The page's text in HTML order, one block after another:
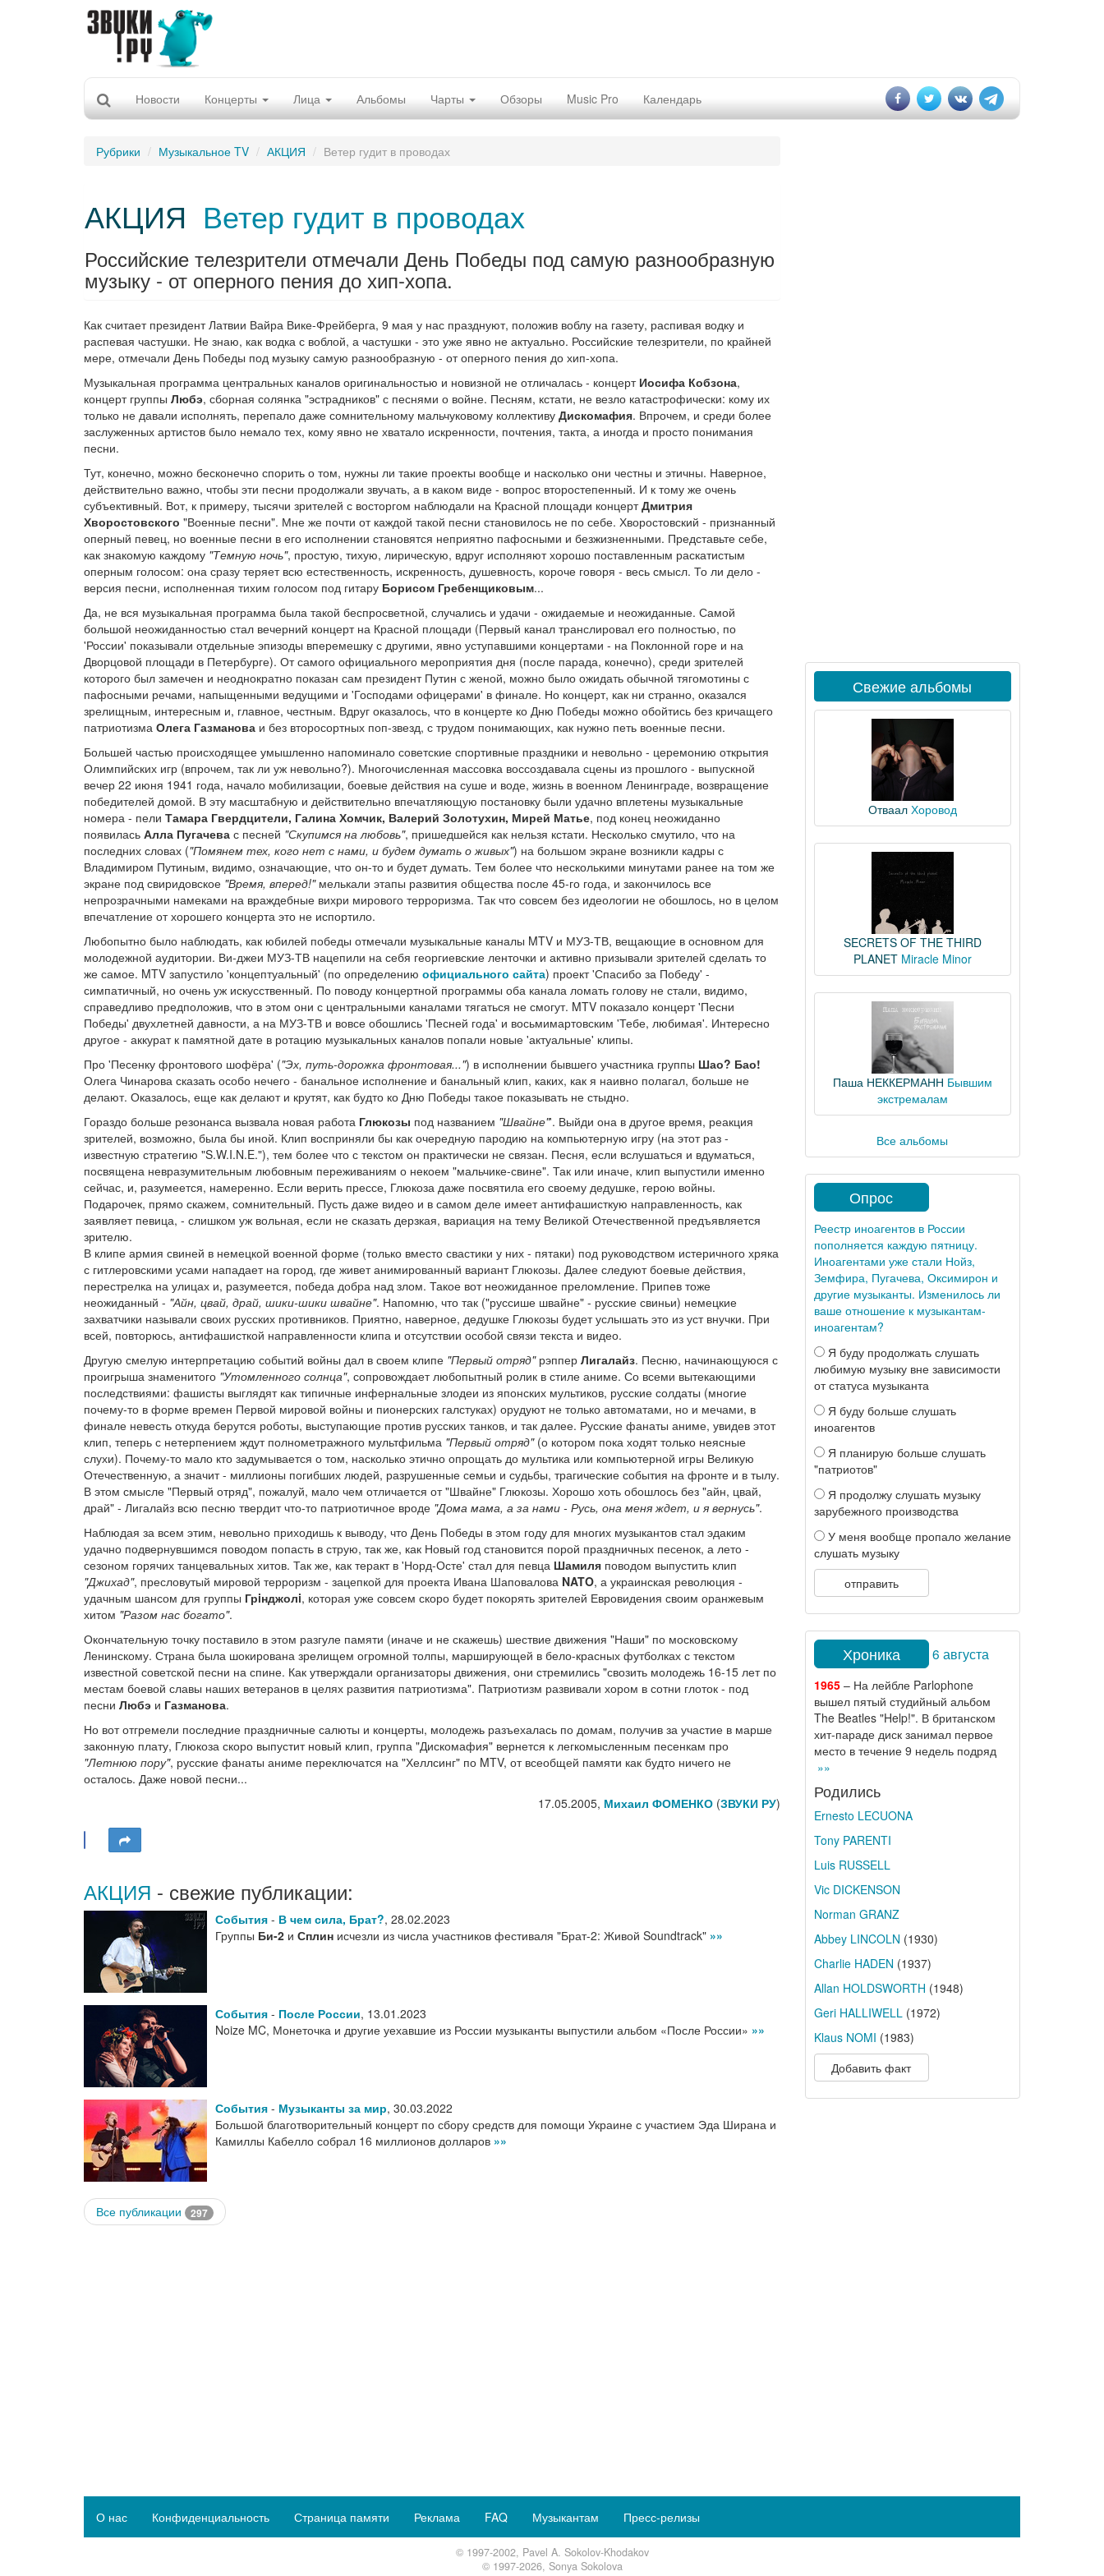
Новости Концерты Лица Альбомы Чарты Обзоры Music Pro Календарь
Рубрики Музыкальное TV АКЦИЯ Ветер гудит в проводах
АКЦИЯ Ветер гудит в проводах
Российские телезрители отмечали День Победы под самую разнообразную
музыку - от оперного пения до хип-хопа.
Как считает президент Латвии Вайра Вике-Фрейберга, 9 мая у нас празднуют, положив воблу на газету, распивая водку и
распевая частушки. Не знаю, как водка с воблой, а частушки - это уже явно не актуально. Российские телезрители, по крайней
мере, отмечали День Победы под музыку самую разнообразную - от оперного пения до хип-хопа.
Музыкальная программа центральных каналов оригинальностью и новизной не отличалась - концерт Иосифа Кобзона,
концерт группы Любэ, сборная солянка "эстрадников" с песнями о войне. Песням, кстати, не везло катастрофически: кому их
только не давали исполнять, перепало даже сомнительному мальчуковому коллективу Дискомафия. Впрочем, и среди более
заслуженных артистов было немало тех, кому явно не хватало искренности, почтения, такта, а иногда и просто понимания
песни.
Тут, конечно, можно бесконечно спорить о том, нужны ли такие проекты вообще и насколько они честны и этичны. Наверное,
действительно важно, чтобы эти песни продолжали звучать, а в каком виде - вопрос второстепенный. И к тому же очень
субъективный. Вот, к примеру, тысячи зрителей с восторгом наблюдали на Красной площади концертДмитрия
Хворостовского "Военные песни". Мне же почти от каждой такой песни становилось не по себе. Хворостовский - признанный
оперный певец, но военные песни в его исполнении становятся неприятно пафосными и безжизненными. Представьте себе,
как знакомую каждому "Темную ночь", простую, тихую, лирическую, вдруг исполняют хорошо поставленным раскатистым
оперным голосом: она сразу теряет всю естественность, искренность, душевность, короче говоря - весь смысл. То ли дело -
версия песни, исполненная тихим голосом под гитару Борисом Гребенщиковым...
Да, не вся музыкальная программа была такой беспросветной, случались и удачи - ожидаемые и неожиданные. Самой
большой неожиданностью стал вечерний концерт на Красной площади (Первый канал транслировал его полностью, по
'России' показывали отдельные эпизоды вперемешку с другими, явно уступавшими концертами - на Поклонной горе и на
Дворцовой площади в Петербурге). От самого официального мероприятия дня (после парада, конечно), среди зрителей
которого был замечен и неоднократно показан сам президент Путин с женой, можно было ожидать обычной тягомотины с
пафосными речами, напыщенными ведущими и 'Господами офицерами' в финале. Но концерт, как ни странно, оказался
зрелищным, интересным и, главное, честным. Вдруг оказалось, что в концерте ко Дню Победы можно обойтись без кричащего
патриотизма Олега Газманова и без второсортных поп-звезд, с трудом понимающих, как нужно петь военные песни.
Большей частью происходящее умышленно напоминало советские спортивные праздники и невольно - церемонию открытия
Олимпийских игр (впрочем, так ли уж невольно?). Многочисленная массовка воссоздавала сцены из прошлого - выпускной
вечер 22 июня 1941 года, начало мобилизации, боевые действия на суше и воде, жизнь в военном Ленинграде, возвращение
победителей домой. В эту масштабную и действительно впечатляющую постановку были удачно вплетены музыкальные
номера - пели Тамара Гвердцители, Галина Хомчик, Валерий Золотухин, Мирей Матье, под конец неожиданно
появилась Алла Пугачева с песней "Скупимся на любовь", пришедшейся как нельзя кстати. Несколько смутило, что на
последних словах ("Помянем тех, кого нет с нами, и будем думать о живых") на большом экране возникли кадры с
Владимиром Путиным, видимо, означающие, что он-то и будет думать. Тем более что несколькими минутами ранее на том же
экране под свиридовское "Время, вперед!"мелькали этапы развития общества после 45-го года, и закончилось все
непрозрачными намеками на враждебные вихри мирового терроризма. Так что совсем без идеологии не обошлось, но в целом
впечатление от хорошего концерта это не испортило.
Любопытно было наблюдать, как юбилей победы отмечали музыкальные каналы MTV и МУЗ-ТВ, вещающие в основном для
молодежной аудитории. Ви-джеи МУЗ-ТВ нацепили на себя георгиевские ленточки и активно призывали зрителей сделать то
же самое. MTV запустило 'концептуальный' (по определению официального сайта) проект 'Спасибо за Победу' -
симпатичный, но очень уж искусственный. По поводу концертной программы оба канала ломать голову не стали, видимо,
справедливо предположив, что в этом они с центральными каналами тягаться не смогут. MTV показало концерт 'Песни
Победы' двухлетней давности, а на МУЗ-ТВ и вовсе обошлись 'Песней года' и восьмимартовским 'Тебе, любимая'. Интересно
другое - аккурат к памятной дате в ротацию музыкальных каналов попали новые 'актуальные' клипы.
Про 'Песенку фронтового шофёра' ("Эх, путь-дорожка фронтовая...") в исполнении бывшего участника группы Шао? Бао!
Олега Чинарова сказать особо нечего - банальное исполнение и банальный клип, каких, как я наивно полагал, больше не
делают. Оказалось, еще как делают и крутят, как будто ко Дню Победы такое показывать не стыдно.
Гораздо больше резонанса вызвала новая работа Глюкозы под названием "Швайне"'. Выйди она в другое время, реакция
зрителей, возможно, была бы иной. Клип восприняли бы как очередную пародию на компьютерную игру (на этот раз -
известную стратегию "S.W.I.N.E."), тем более что с текстом он практически не связан. Песня, если вслушаться и вдуматься,
посвящена невразумительным любовным переживаниям о некоем "мальчике-свине". Так или иначе, клип выпустили именно
сейчас, и, разумеется, намеренно. Если верить прессе, Глюкоза даже посвятила его своему дедушке, герою войны.
Подарочек, прямо скажем, сомнительный. Пусть даже видео и в самом деле имеет антифашисткую направленность, как
заявляет певица, - слишком уж вольная, если не сказать дерзкая, вариация на тему Великой Отечественной предъявляется
зрителю.
В клипе армия свиней в немецкой военной форме (только вместо свастики у них - пятаки) под руководством истеричного хряка
с гитлеровскими усами нападает на город, где живет анимированный вариант Глюкозы. Далее следуют боевые действия,
перестрелка на улицах и, разумеется, победа добра над злом. Такое вот неожиданное преломление. Припев тоже
неожиданный - "Айн, цвай, драй, шики-шики швайне". Напомню, что так ("руссише швайне" - русские свиньи) немецкие
захватчики называли своих русских противников. Приятно, наверное, дедушке Глюкозы будет услышать это из уст внучки. При
всей, повторюсь, антифашисткой направленности клипа и отсутствии особой связи текста и видео.
Другую смелую интерпретацию событий войны дал в своем клипе "Первый отряд"рэппер Лигалайз. Песню, начинающуюся с
проигрыша знаменитого "Утомленного солнца", сопровождает любопытный ролик в стиле аниме. Со всеми вытекающими
последствиями: фашисты выглядят как типичные инфернальные злодеи из японских мультиков, русские солдаты (многие
почему-то в форме времен Первой мировой войны и пионерских галстуках) орудуют не только автоматами, но и мечами, в
финале невесть откуда берутся роботы, выступающие против русских танков, и так далее. Русские фанаты аниме, увидев этот
клип, теперь с нетерпением ждут полнометражного мультфильма "Первый отряд"(о котором пока ходят только неясные
слухи). Почему-то мало кто задумывается о том, насколько этично опрощать до мультика или компьютерной игры Великую
Отечественную, а значит - миллионы погибших людей, разрушенные семьи и судьбы, трагические события на фронте и в тылу.
В этом смысле "Первый отряд", пожалуй, мало чем отличается от "Швайне" Глюкозы. Хорошо хоть обошлось без "айн, цвай,
драй" - Лигалайз всю песню твердит что-то патриотичное вроде "Дома мама, а за нами - Русь, она меня ждет, и я вернусь".
Наблюдая за всем этим, невольно приходишь к выводу, что День Победы в этом году для многих музыкантов стал эдаким
удачно подвернувшимся поводом попасть в струю, так же, как Новый год становится порой праздничных песенок, а лето -
сезоном горячих танцевальных хитов. Так же, как теракт в 'Норд-Осте' стал для певца Шамиля поводом выпустить клип
"Джихад", пресловутый мировой терроризм - зацепкой для проекта Ивана Шаповалова NATO, а украинская революция -
удачным шансом для группы Грiнджолi, которая уже совсем скоро будет покорять зрителей Евровидения своим оранжевым
хитом "Разом нас богато".
Окончательную точку поставило в этом разгуле памяти (иначе и не скажешь) шествие движения "Наши" по московскому
Ленинскому. Страна была шокирована зрелищем огромной толпы, марширующей в бело-красных футболках с текстом
известной советской песни на спине. Как утверждали организаторы движения, они стремились "свозить молодежь 16-15 лет по
местам боевой славы наших ветеранов в целях развития патриотизма". Патриотизм развивали хором в сотни глоток - под
песни Любэ и Газманова.
Но вот отгремели последние праздничные салюты и концерты, молодежь разъехалась по домам, получив за участие в марше
законную плату, Глюкоза скоро выпустит новый клип, группа "Дискомафия" вернется к легкомысленным песенкам про
"Летнюю пору", русские фанаты аниме переключатся на "Хеллсинг" по MTV, от всеобщей памяти как будто ничего не
осталось. Даже новой песни...
17.05.2005, Михаил ФОМЕНКО(ЗВУКИ РУ)
АКЦИЯ - свежие публикации:
События - В чем сила, Брат?, 28.02.2023
Группы Би-2 и Сплин исчезли из числа участников фестиваля "Брат-2: Живой Soundtrack" »»
События - После России, 13.01.2023
Noize MC, Монеточка и другие уехавшие из России музыканты выпустили альбом «После России» »»
События - Музыканты за мир, 30.03.2022
Большой благотворительный концерт по сбору средств для помощи Украине с участием Эда Ширана и
Камиллы Кабелло собрал 16 миллионов долларов »»
Все публикации 297
Свежие альбомы
Отваал Хоровод
SECRETS OF THE THIRD
PLANET Miracle Minor
Паша НЕККЕРМАНН Бывшим
экстремалам
Все альбомы
Опрос
Реестр иноагентов в России
пополняется каждую пятницу.
Иноагентами уже стали Нойз,
Земфира, Пугачева, Оксимирон и
другие музыканты. Изменилось ли
ваше отношение к музыкантам-
иноагентам?
Я буду продолжать слушать
любимую музыку вне зависимости
от статуса музыканта
Я буду больше слушать
иноагентов
Я планирую больше слушать
"патриотов"
Я продолжу слушать музыку
зарубежного производства
У меня вообще пропало желание
слушать музыку
отправить
Хроника 6 августа
1965– На лейбле Parlophone
вышел пятый студийный альбом
The Beatles "Help!". В британском
хит-параде диск занимал первое
место в течение 9 недель подряд
»»
Родились
Ernesto LECUONA
Tony PARENTI
Luis RUSSELL
Vic DICKENSON
Norman GRANZ
Abbey LINCOLN (1930)
Charlie HADEN (1937)
Allan HOLDSWORTH (1948)
Geri HALLIWELL(1972)
Klaus NOMI (1983)
Добавить факт
О нас Конфиденциальность Страница памяти Реклама FAQ Музыкантам Пресс-релизы
© 1997-2002, Pavel A. Sokolov-Khodakov
© 1997-2026, Sonya Sokolova